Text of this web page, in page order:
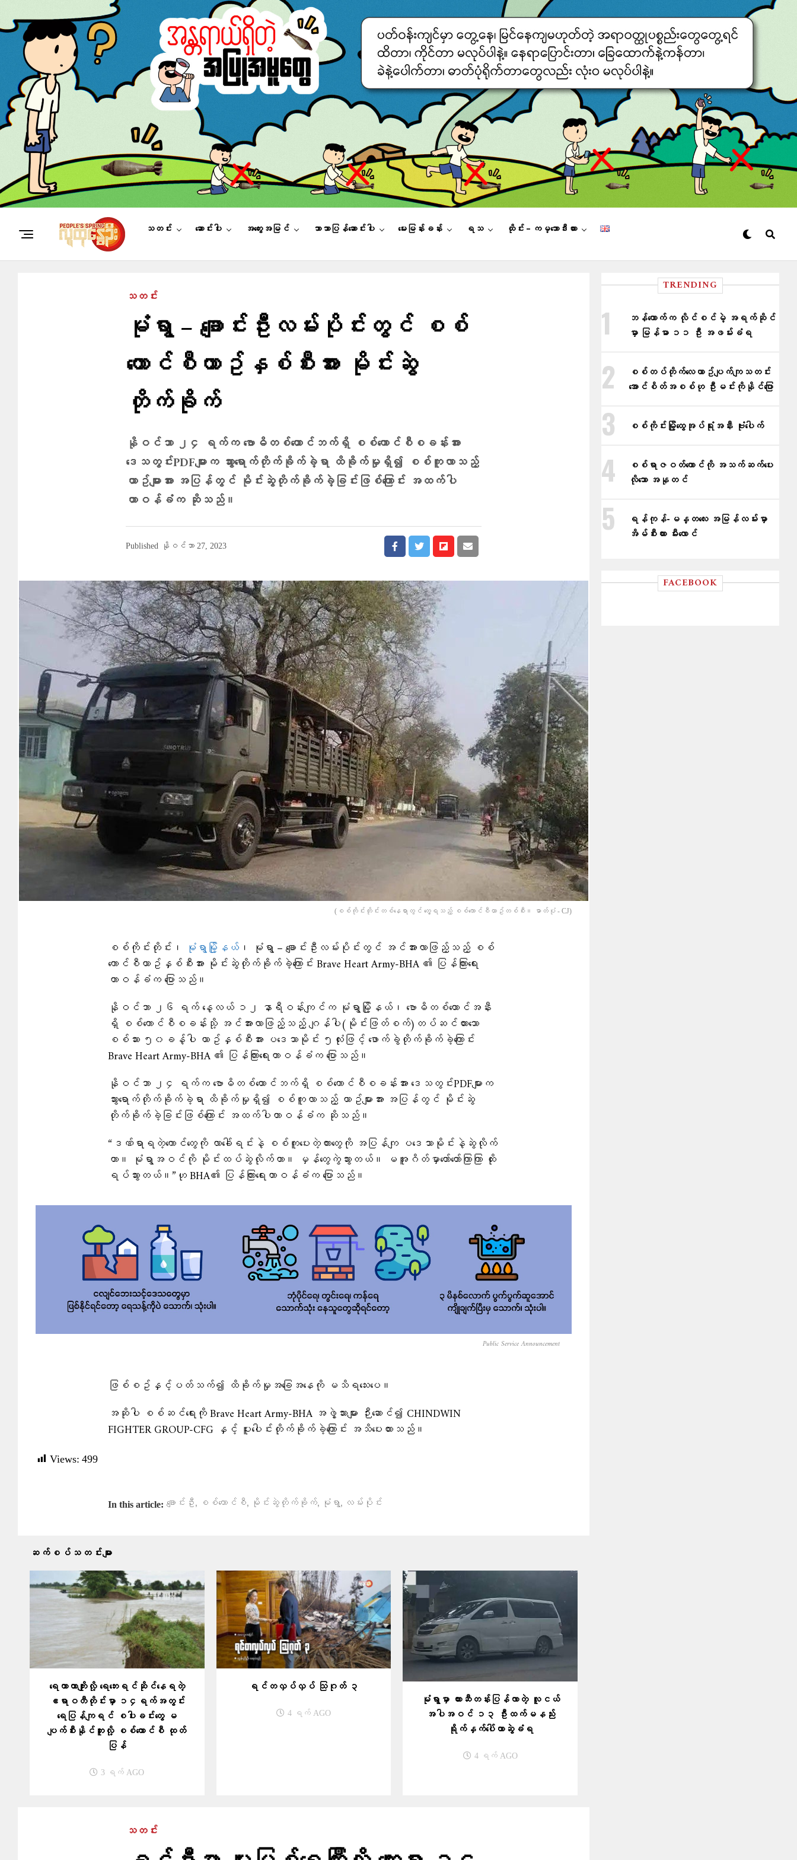
သတင်း ဆောင်းပါး အတွေးအမြင် ဘာသာပြန်ဆောင်းပါး မေးမြန်းခန်း ရသ ထိုင်း – ကမ္ဘောဒီးယား
သတင်း
မုံရွာ – ချောင်းဦးလမ်းပိုင်းတွင် စစ်
ကောင်စီယာဥ်နှစ်စီးအား မိုင်းဆွဲ
တိုက်ခိုက်
နိုဝင်ဘာ ၂၄ ရက်က ဗောဓိတစ်ထောင်ဘက်ရှိ စစ်ကောင်စီစခန်းအား
ဒေသတွင်းPDFများက သွားရောက်တိုက်ခိုက်ခဲ့ရာ ထိခိုက်မှုရှိ၍ စစ်ကူလာသည့်
ယာဥ်များအား အပြန်တွင် မိုင်းဆွဲတိုက်ခိုက်ခဲ့ခြင်းဖြစ်ကြောင်း အထက်ပါ
တာဝန်ခံက ဆိုသည်။
Published နိုဝင်ဘာ 27, 2023
(စစ်ကိုင်းတိုင်းတစ်နေရာတွင် တွေ့ရသည့် စစ်ကောင်စီယာဥ်တစ်စီး။ ဓာတ်ပုံ - CJ)
စစ်ကိုင်းတိုင်း၊ မုံရွာမြို့နယ် ၊ မုံရွာ – ချောင်းဦးလမ်းပိုင်းတွင် အင်အားလာဖြည့်သည့် စစ်
ကောင်စီယာဥ်နှစ်စီးအား မိုင်းဆွဲတိုက်ခိုက်ခဲ့ကြောင်း Brave Heart Army-BHA ၏ ပြန်ကြားရေး
တာဝန်ခံက ပြောသည်။
နိုဝင်ဘာ ၂၆ ရက် နေ့လယ် ၁၂ နာရီဝန်းကျင်က ​မုံရွာမြို့နယ်၊ ဗောဓိတစ်ထောင်အနီး
ရှိ စစ်ကောင်စီစခန်းသို့ အင်အားလာဖြည့်သည့် ဂျန်ပါ(မိုင်းဖြတ်စက်)တပ်ဆင်ထားသော
စစ်သား ၅၀ခန့်ပါ ယာဥ်နှစ်စီးအား ပဒေသာမိုင်း ၅လုံးဖြင့် ဖောက်ခွဲတိုက်ခိုက်ခဲ့ကြောင်း
Brave Heart Army-BHA ၏ ပြန်ကြားရေးတာဝန်ခံက ပြောသည်။
နိုဝင်ဘာ ၂၄ ရက်က ဗောဓိတစ်ထောင်ဘက်ရှိ စစ်ကောင်စီစခန်းအား ဒေသတွင်းPDFများက
သွားရောက်တိုက်ခိုက်ခဲ့ရာ ထိခိုက်မှုရှိ၍ စစ်ကူလာသည့် ယာဥ်များအား အပြန်တွင် မိုင်းဆွဲ
တိုက်ခိုက်ခဲ့ခြင်းဖြစ်ကြောင်း အထက်ပါတာဝန်ခံက ဆိုသည်။
“ဒဏ်ရာရတဲ့ကောင်တွေကို လာခေါ်ရင်းနဲ့ စစ်ကူပေးတဲ့ကားတွေကို အပြန်ကျ ပဒေသာမိုင်းနဲ့​ဆွဲလိုက်
တာ။ မုံရွာအဝင်ကို မိုင်းထပ်ဆွဲလိုက်တာ။ မှန်တွေကွဲသွားတယ်။ မအူဂိတ်မှာတော်တော်ကြာကြာ ထိုး
ရပ်သွားတယ်။”ဟု BHA၏ ပြန်ကြားရေးတာဝန်ခံက ပြောသည်။
Public Service Announcement
ဖြစ်စဥ်နှင့်ပတ်သက်၍ ထိခိုက်မှုအခြေအနေကို မသိရသေးပေ။
အဆိုပါ စစ်ဆင်ရေးကို Brave Heart Army-BHA အဖွဲ့သားများ ဉီးဆောင်၍ CHINDWIN
FIGHTER GROUP-CFG နှင့် ပူးပေါင်းတိုက်ခိုက်ခဲ့ကြောင်း အသိပေးထားသည်။
Views: 499
In this article: ချောင်းဦး, စစ်ကောင်စီ, မိုင်းဆွဲတိုက်ခိုက်, မုံရွာ, လမ်းပိုင်း
ဆက်စပ်သတင်းများ
ရေကာတာကျိုးလို့ ရေဘေးရင်ဆိုင်နေရတဲ့
ဧရာဝတီတိုင်းမှာ ၁၄ရက်အတွင်း
ရေပြန်ကျရင် စပါးခင်းတွေ မ
ပျက်စီးနိုင်ဘူးလို့ စစ်ကောင်စီ ထုတ်
ပြန်
3 ရက် AGO
ရင်တလှပ်လှပ် သြဂုတ် ၃
4 ရက် AGO
မုံရွာမှာ ကားဆီတန်းပြန်လာတဲ့ လူငယ်
အပါအဝင် ၁၃ ဦးထက်မနည်း
ရိုက်နှက်ပေါ်တာဆွဲခံရ
4 ရက် AGO
သတင်း
TRENDING
ဘန်ကောက်က လိုင်စင်မဲ့ အရက်ဆိုင်
မှာ မြန်မာ ၁၁ ဦး အဖမ်းခံရ
စစ်တပ်တိုက်​လေယာဥ်ပျက်ကျသတင်း
အောင်စိတ်အစစ်ဟု ဦးမင်းကိုနိုင်​ပြော
စစ်ကိုင်းမြို့ထွေအုပ်ရုံးအနီး ဗုံးပေါက်
စစ်ရာဇဝတ်ကောင်ကို အသက်ဆက်ပေး
လိုသော အနုတင်
ရန်ကုန်-မန္တလေး အမြန်လမ်းမှာ
အိမ်စီးကား မီးလောင်
FACEBOOK